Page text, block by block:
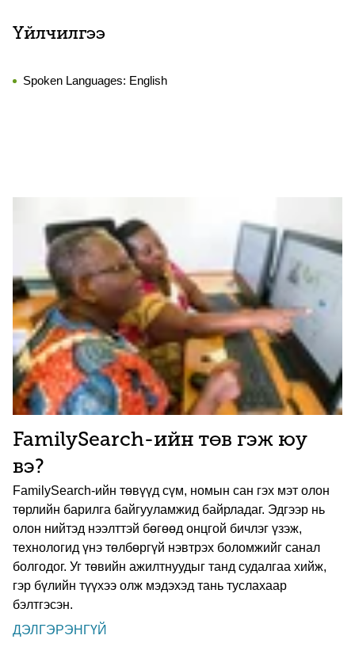
Үйлчилгээ
Spoken Languages: English
FamilySearch-ийн төв гэж юу
вэ?
FamilySearch-ийн төвүүд сүм, номын сан гэх мэт олон
төрлийн барилга байгууламжид байрладаг. Эдгээр нь
олон нийтэд нээлттэй бөгөөд онцгой бичлэг үзэж,
технологид үнэ төлбөргүй нэвтрэх боломжийг санал
болгодог. Уг төвийн ажилтнуудыг танд судалгаа хийж,
гэр бүлийн түүхээ олж мэдэхэд тань туслахаар
бэлтгэсэн.
ДЭЛГЭРЭНГҮЙ